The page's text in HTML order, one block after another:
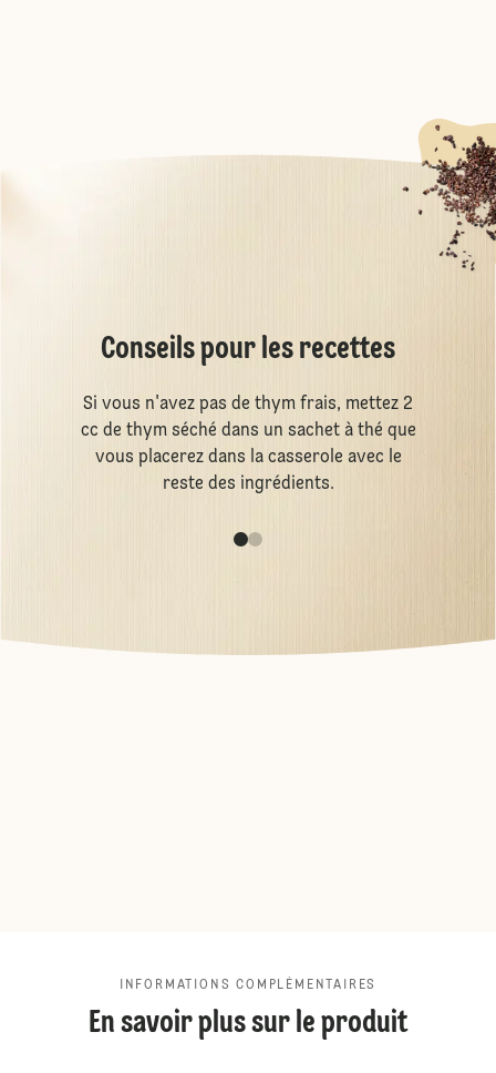
Conseils pour les recettes
Si vous n'avez pas de thym frais, mettez 2
cc de thym séché dans un sachet à thé que
vous placerez dans la casserole avec le
reste des ingrédients.
INFORMATIONS COMPLÉMENTAIRES
En savoir plus sur le produit